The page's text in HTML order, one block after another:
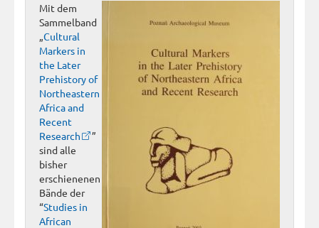
Mit dem
Sammelband
„Cultural
Markers in
the Later
Prehistory of
Northeastern
Africa and
Recent
Research
”
sind alle
bisher
erschienenen
Bände der
“Studies in
African